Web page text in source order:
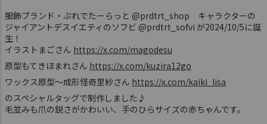
服飾ブランド・ぷれでたーらっと @prdtrt_shop キャラクターの
ジャイアントデスイエティのソフビ @prdtrt_sofvi が2024/10/5に誕
生！
イラストまごさん https://x.com/magodesu
原型もてきほまれさん https://x.com/kuzira12go
ワックス原型〜成形怪奇里紗さん https://x.com/kaiki_lisa
のスペシャルタッグで制作しました♪
毛並みも爪の鋭さがかわいい、手のひらサイズの赤ちゃんです。